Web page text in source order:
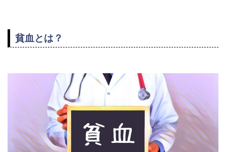
貧血とは？